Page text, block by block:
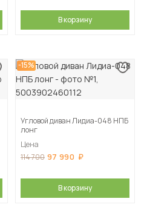
В корзину
-15%
Угловой диван Лидиа-048 НПБ
лонг
Цена
114 700 97 990
В корзину